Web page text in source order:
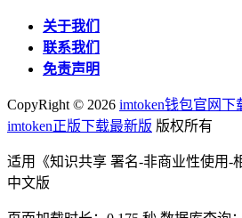
关于我们
联系我们
免责声明
CopyRight © 2026 imtoken钱包官网下
imtoken正版下载最新版 版权所有
适用《知识共享 署名-非商业性使用-
中文版